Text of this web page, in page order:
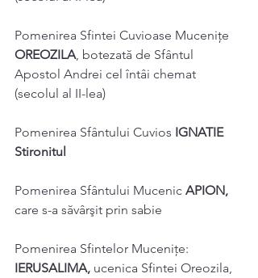
Pomenirea Sfintei Cuvioase Muceniţe
OREOZILA , botezată de Sfântul
Apostol Andrei cel întâi chemat
(secolul al II-lea)
Pomenirea Sfântului Cuvios IGNATIE
Stironitul
Pomenirea Sfântului Mucenic APION,
care s-a săvârşit prin sabie
Pomenirea Sfintelor Muceniţe:
IERUSALIMA, ucenica Sfintei Oreozila,